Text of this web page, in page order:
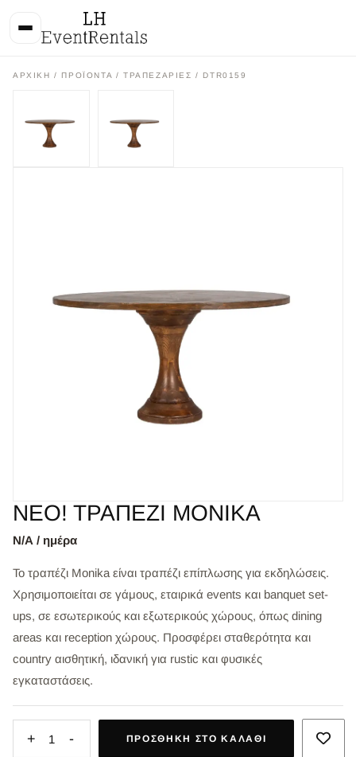
ΑΡΧΙΚΉ / ΠΡΟΪΌΝΤΑ /ΤΡΑΠΕΖΑΡΙΕΣ / DTR0159
ΝΕΟ! ΤΡΑΠΕΖΙ ΜΟΝΙΚΑ
Ν/Α / ημέρα
Το τραπέζι Monika είναι τραπέζι επίπλωσης για εκδηλώσεις.
Χρησιμοποιείται σε γάμους, εταιρικά events και banquet set-
ups, σε εσωτερικούς και εξωτερικούς χώρους, όπως dining
areas και reception χώρους. Προσφέρει σταθερότητα και
country αισθητική, ιδανική για rustic και φυσικές
εγκαταστάσεις.
+ 1 - ΠΡΟΣΘΉΚΗ ΣΤΟ ΚΑΛΆΘΙ